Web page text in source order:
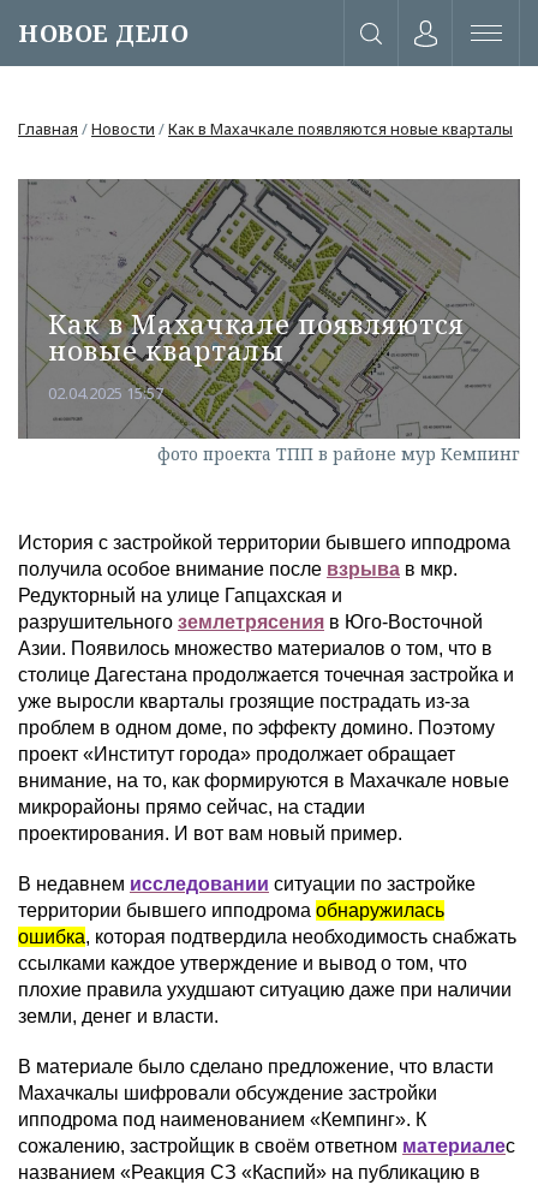
НОВОЕ ДЕЛО
или через соц. сети
Главная /Новости /Как в Махачкале появляются новые кварталы
Как в Махачкале появляются
новые кварталы
02.04.2025 15:57
фото проекта ТПП в районе мур Кемпинг
История с застройкой территории бывшего ипподрома
получила особое внимание после взрыва в мкр.
Редукторный на улице Гапцахская и
разрушительного землетрясения в Юго-Восточной
Азии. Появилось множество материалов о том, что в
столице Дагестана продолжается точечная застройка и
уже выросли кварталы грозящие пострадать из-за
проблем в одном доме, по эффекту домино. Поэтому
проект «Институт города» продолжает обращает
внимание, на то, как формируются в Махачкале новые
микрорайоны прямо сейчас, на стадии
проектирования. И вот вам новый пример.
В недавнем исследовании ситуации по застройке
территории бывшего ипподрома обнаружилась
ошибка, которая подтвердила необходимость снабжать
ссылками каждое утверждение и вывод о том, что
плохие правила ухудшают ситуацию даже при наличии
земли, денег и власти.
В материале было сделано предложение, что власти
Махачкалы шифровали обсуждение застройки
ипподрома под наименованием «Кемпинг». К
сожалению, застройщик в своём ответном материалес
названием «Реакция СЗ «Каспий» на публикацию в